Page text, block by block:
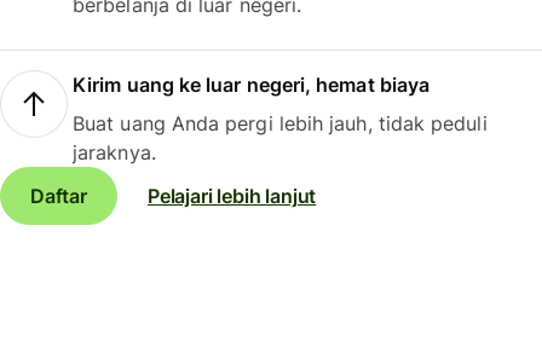
berbelanja di luar negeri.
Kirim uang ke luar negeri, hemat biaya
Buat uang Anda pergi lebih jauh, tidak peduli
jaraknya.
Daftar
Pelajari lebih lanjut